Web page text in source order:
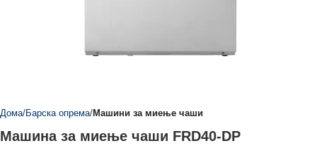
Дома Барска опрема Машини за миење чаши
Машина за миење чаши FRD40-DP